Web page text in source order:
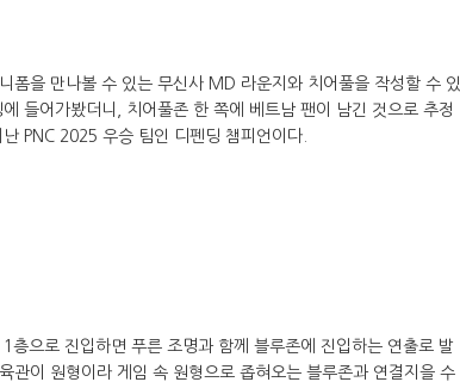
폼을 만나볼 수 있는 무신사 MD 라운지와 치어풀을 작성할 수 있
들어가봤더니, 치어풀존 한 쪽에 베트남 팬이 남긴 것으로 추정
PNC 2025 우승 팀인 디펜딩 챔피언이다.
층으로 진입하면 푸른 조명과 함께 블루존에 진입하는 연출로 발
관이 원형이라 게임 속 원형으로 좁혀오는 블루존과 연결지을 수